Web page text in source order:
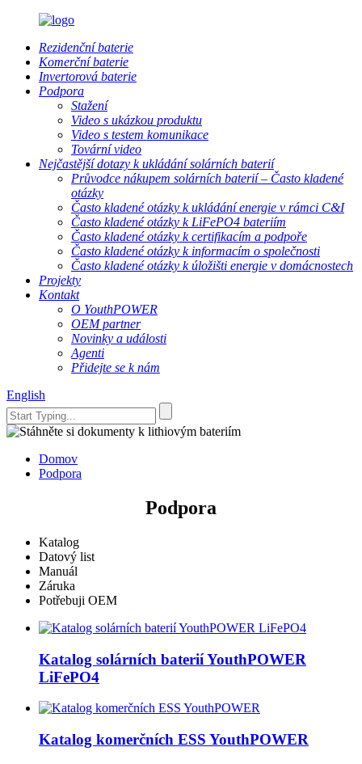
Rezidenční baterie
Komerční baterie
Invertorová baterie
Podpora
Stažení
Video s ukázkou produktu
Video s testem komunikace
Tovární video
Nejčastější dotazy k ukládání solárních baterií
Průvodce nákupem solárních baterií – Často kladené
otázky
Často kladené otázky k ukládání energie v rámci C&I
Často kladené otázky k LiFePO4 bateriím
Často kladené otázky k certifikacím a podpoře
Často kladené otázky k informacím o společnosti
Často kladené otázky k úložišti energie v domácnostech
Projekty
Kontakt
O YouthPOWER
OEM partner
Novinky a události
Agenti
Přidejte se k nám
English
Domov
Podpora
Podpora
Katalog
Datový list
Manuál
Záruka
Potřebuji OEM
Katalog solárních baterií YouthPOWER
LiFePO4
Katalog komerčních ESS YouthPOWER